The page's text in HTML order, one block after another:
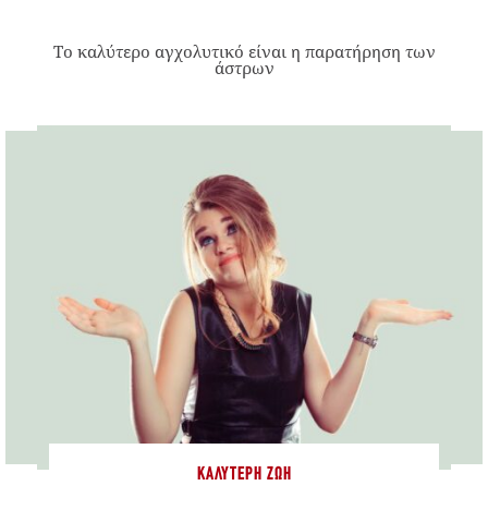
Το καλύτερο αγχολυτικό είναι η παρατήρηση των
άστρων
ΚΑΛΎΤΕΡΗ ΖΩΉ